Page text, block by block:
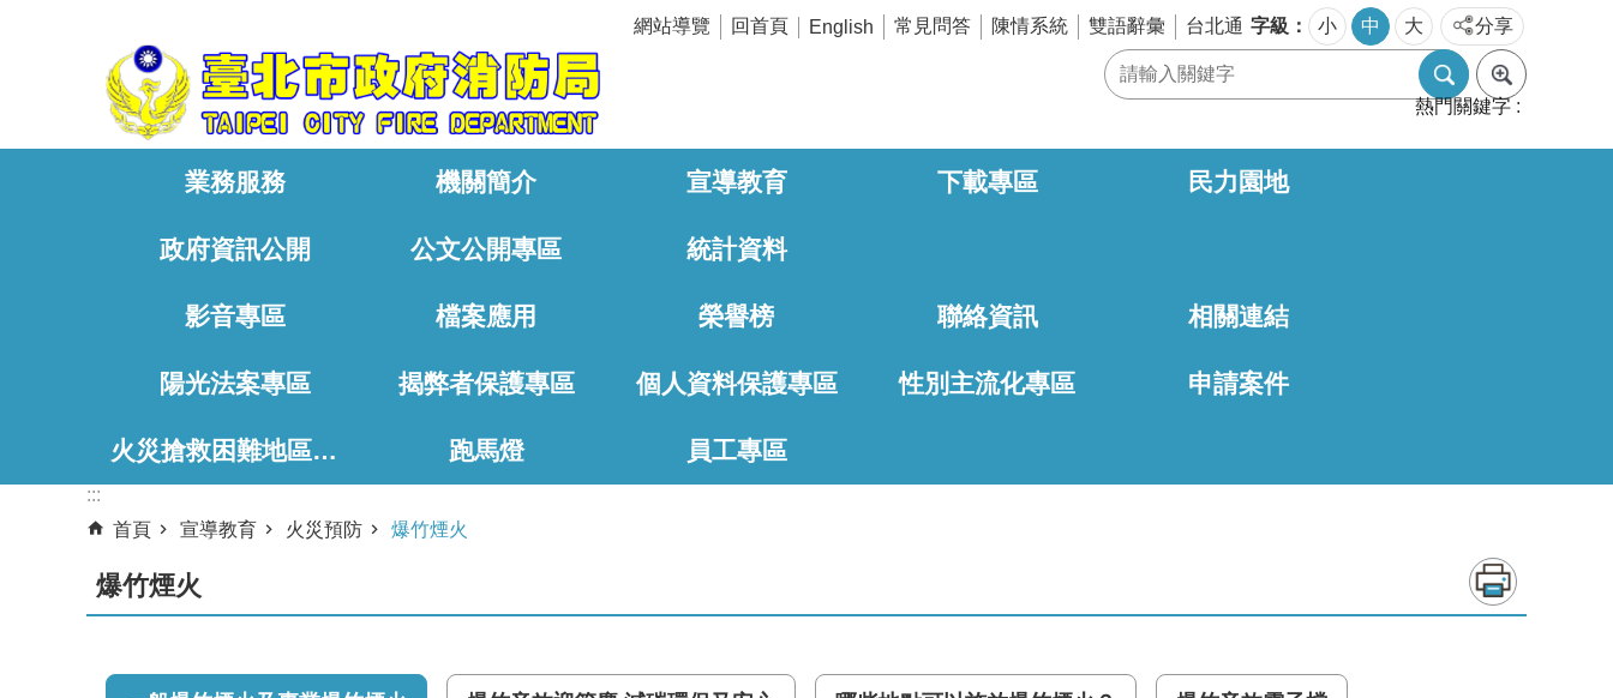
網站導覽 回首頁 English 常見問答 陳情系統 雙語辭彙 台北通 字級 小 中 大 分享
熱門關鍵字
業務服務 機關簡介 宣導教育 下載專區 民力園地
政府資訊公開 公文公開專區 統計資料
影音專區 檔案應用 榮譽榜 聯絡資訊 相關連結
陽光法案專區 揭弊者保護專區 個人資料保護專區 性別主流化專區 申請案件
火災搶救困難地區、消防通道相關資料 跑馬燈 員工專區
:::
首頁
宣導教育 火災預防 爆竹煙火
爆竹煙火